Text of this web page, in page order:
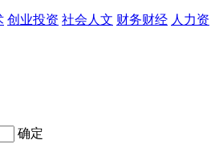
创业投资 社会人文 财务财经 人力资
确定